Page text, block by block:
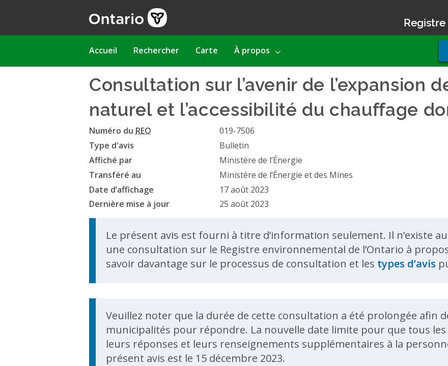
Main
Accueil Rechercher Carte À propos
Consultation sur l’avenir de l’expansion
naturel et l’accessibilité du chauffage
Numéro du REO
019-7506
Type d'avis
Bulletin
Affiché par
Ministère de l’Énergie
Transféré au
Ministère de l’Énergie et des Mines
Date d’affichage
17 août 2023
Dernière mise à jour
25 août 2023
Le présent avis est fourni à titre d’information seulement. Il n’existe
une consultation sur le Registre environnemental de l’Ontario à
savoir davantage sur le processus de consultation et les types d’avis
Update Announcement
Veuillez noter que la durée de cette consultation a été prolongée afin
municipalités pour répondre. La nouvelle date limite pour que tous
leurs réponses et leurs renseignements supplémentaires à la
présent avis est le 15 décembre 2023.